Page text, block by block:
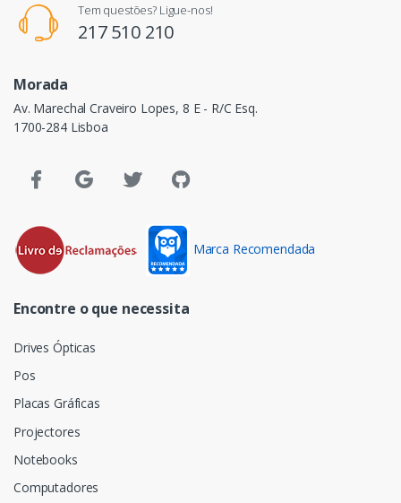
Tem questões? Ligue-nos!
217 510 210
Morada
Av. Marechal Craveiro Lopes, 8 E - R/C Esq.
1700-284 Lisboa
Marca Recomendada
Encontre o que necessita
Drives Ópticas
Pos
Placas Gráficas
Projectores
Notebooks
Computadores